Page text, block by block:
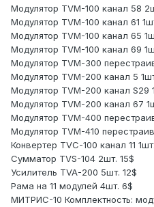
Модулятор TVM-100 канал 58
Модулятор TVM-100 канал 61
Модулятор TVM-100 канал 65
Модулятор TVM-100 канал 69
Модулятор TVM-300
Модулятор TVM-200 канал 5
Модулятор TVM-200 канал S29
Модулятор TVM-200 канал 67
Модулятор TVM-400
Модулятор TVM-410
Конвертер TVC-100 канал 11
Сумматор TVS-104 2шт. 15$
Усилитель TVA-200 5шт. 12$
Рама на 11 модулей 4шт. 6$
МИТРИС-10 Комплектность: